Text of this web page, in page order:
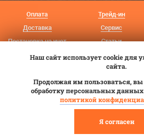
Оплата
Доставка
Постановка на учет
Трейд-ин
Сервис
Статьи
© 2012—2026 «Купи прицеп»™ (ООО
Наш сайт использует cookie для
сайта.
Продолжая им пользоваться, вы
обработку персональных данных
политикой
Я согласен